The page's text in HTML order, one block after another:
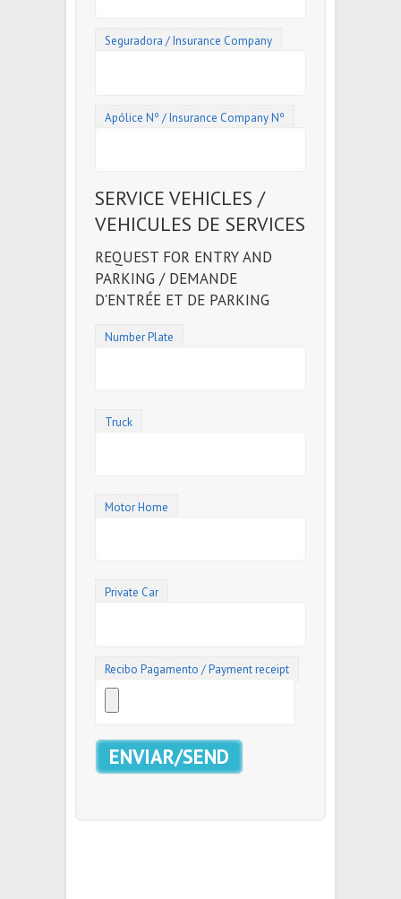
Seguradora / Insurance Company
Apólice Nº / Insurance Company Nº
SERVICE VEHICLES /
VEHICULES DE SERVICES
REQUEST FOR ENTRY AND
PARKING / DEMANDE
D'ENTRÉE ET DE PARKING
Number Plate
Truck
Motor Home
Private Car
Recibo Pagamento / Payment receipt